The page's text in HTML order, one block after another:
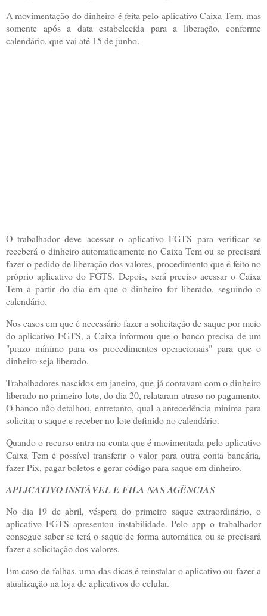
A movimentação do dinheiro é feita pelo aplicativo Caixa Tem, mas
somente após a data estabelecida para a liberação, conforme
calendário, que vai até 15 de junho.
O trabalhador deve acessar o aplicativo FGTS para verificar se
receberá o dinheiro automaticamente no Caixa Tem ou se precisará
fazer o pedido de liberação dos valores, procedimento que é feito no
próprio aplicativo do FGTS. Depois, será preciso acessar o Caixa
Tem a partir do dia em que o dinheiro for liberado, seguindo o
calendário.
Nos casos em que é necessário fazer a solicitação de saque por meio
do aplicativo FGTS, a Caixa informou que o banco precisa de um
"prazo mínimo para os procedimentos operacionais" para que o
dinheiro seja liberado.
Trabalhadores nascidos em janeiro, que já contavam com o dinheiro
liberado no primeiro lote, do dia 20, relataram atraso no pagamento.
O banco não detalhou, entretanto, qual a antecedência mínima para
solicitar o saque e receber no lote definido no calendário.
Quando o recurso entra na conta que é movimentada pelo aplicativo
Caixa Tem é possível transferir o valor para outra conta bancária,
fazer Pix, pagar boletos e gerar código para saque em dinheiro.
APLICATIVO INSTÁVEL E FILA NAS AGÊNCIAS
No dia 19 de abril, véspera do primeiro saque extraordinário, o
aplicativo FGTS apresentou instabilidade. Pelo app o trabalhador
consegue saber se terá o saque de forma automática ou se precisará
fazer a solicitação dos valores.
Em caso de falhas, uma das dicas é reinstalar o aplicativo ou fazer a
atualização na loja de aplicativos do celular.